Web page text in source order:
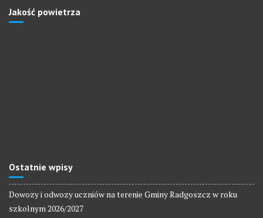
Jakość powietrza
Ostatnie wpisy
Dowozy i odwozy uczniów na terenie Gminy Radgoszcz w roku
szkolnym 2026/2027